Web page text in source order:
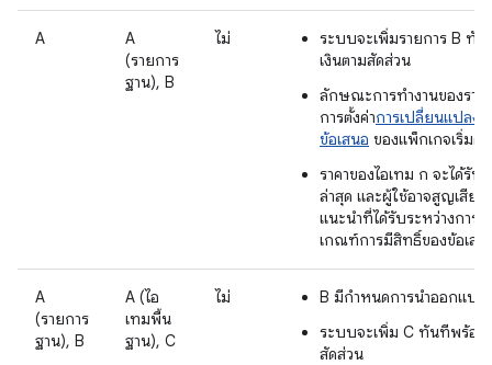
A
A
(รายการ
ฐาน), B
ไม่
ระบบจะเพิ่มรายการ B ทั
เงินตามสัดส่วน
ลักษณะการทำงานของรา
การตั้งค่าการเปลี่ยนแปลง
ข้อเสนอ ของแพ็กเกจเริ่มต้น
ราคาของไอเทม ก จะได้รับ
ล่าสุด และผู้ใช้อาจสูญเสียก
แนะนำที่ได้รับระหว่างการ
เกณฑ์การมีสิทธิ์ของข้อเสน
A
(รายการ
ฐาน), B
A (ไอ
เทมพื้น
ฐาน), C
ไม่
B มีกำหนดการนำออกแบบ
ระบบจะเพิ่ม C ทันทีพร้อม
สัดส่วน